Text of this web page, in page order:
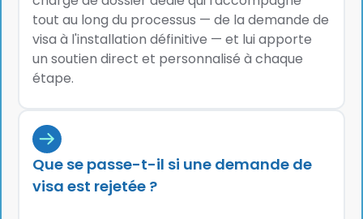
tout au long du processus — de la demande de
visa à l'installation définitive — et lui apporte
un soutien direct et personnalisé à chaque
étape.
Que se passe-t-il si une demande de
visa est rejetée ?